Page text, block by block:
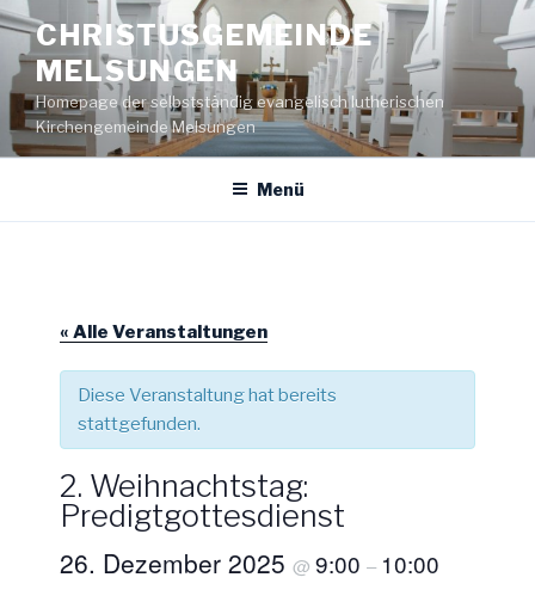
Zum
Inhalt
springen
CHRISTUSGEMEINDE
MELSUNGEN
Homepage der selbstständig evangelisch lutherischen
Kirchengemeinde Melsungen
Menü
« Alle Veranstaltungen
Diese Veranstaltung hat bereits
stattgefunden.
2. Weihnachtstag:
Predigtgottesdienst
26. Dezember 2025 @ 9:00 – 10:00